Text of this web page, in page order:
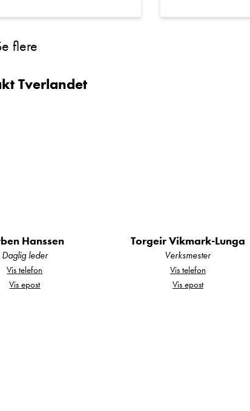
flere
Tverlandet
Hanssen
Daglig leder
Vis telefon
Vis epost
Torgeir Vikmark-Lunga
Verksmester
Vis telefon
Vis epost